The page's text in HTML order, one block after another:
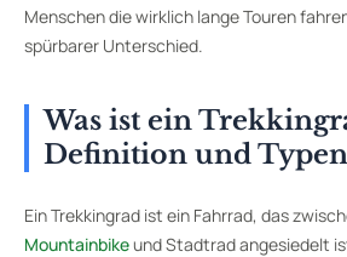
Menschen die wirklich lange Touren
spürbarer Unterschied.
Was ist ein
Definition und Typen
Ein Trekkingrad ist ein Fahrrad, das
Mountainbikeund Stadtrad angesiedelt